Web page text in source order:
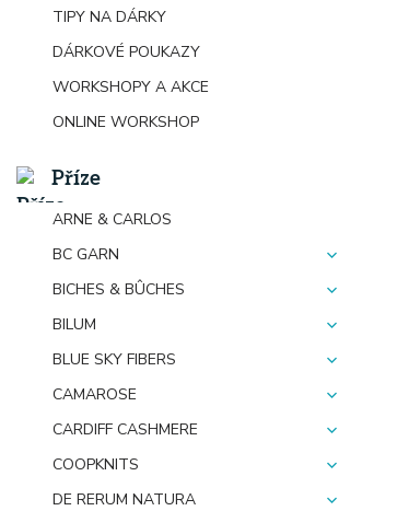
TIPY NA DÁRKY
DÁRKOVÉ POUKAZY
WORKSHOPY A AKCE
ONLINE WORKSHOP
Příze
ARNE & CARLOS
BC GARN
BICHES & BÛCHES
BILUM
BLUE SKY FIBERS
CAMAROSE
CARDIFF CASHMERE
COOPKNITS
DE RERUM NATURA